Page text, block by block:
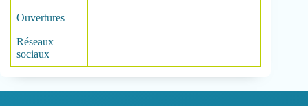
Ouvertures
Réseaux
sociaux